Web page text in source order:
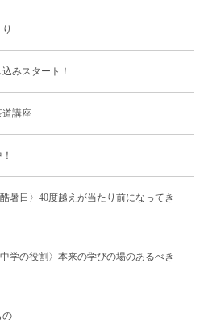
みスタート！
講座
暑日〉40度越えが当たり前になってき
学の役割〉本来の学びの場のあるべき
の